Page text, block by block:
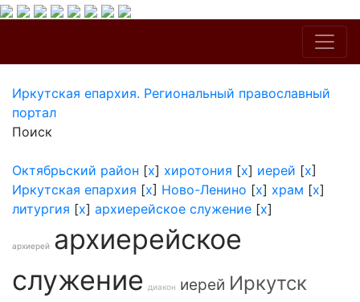
Иркутская епархия. Региональный православный
портал
Поиск
Октябрьский район [x] хиротония [x] иерей [x]
Иркутская епархия [x] Ново-Ленино [x] храм [x]
литургия [x] архиерейское служение [x]
архиерей архиерейское
служение
диакон иерей Иркутск